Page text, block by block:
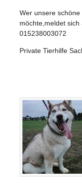
Wer unsere
möchte,meldet
015238003072
Private Tierhilfe